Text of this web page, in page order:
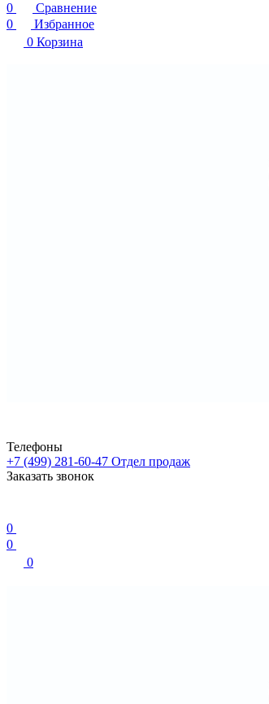
0
Сравнение
0
Избранное
0 Корзина
Телефоны
+7 (499) 281-60-47 Отдел продаж
Заказать звонок
0
0
0